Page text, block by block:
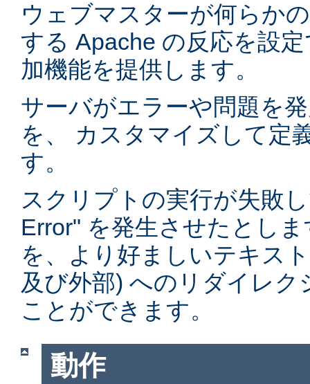
ウェブマスターが何らか
する Apache の反応を設
加機能を提供します。
サーバがエラーや問題を
を、 カスタマイズして定
す。
スクリプトの実行が失敗
Error" を発生させたとし
を、より好ましいテキス
及び外部) へのリダイレ
ことができます。
動作